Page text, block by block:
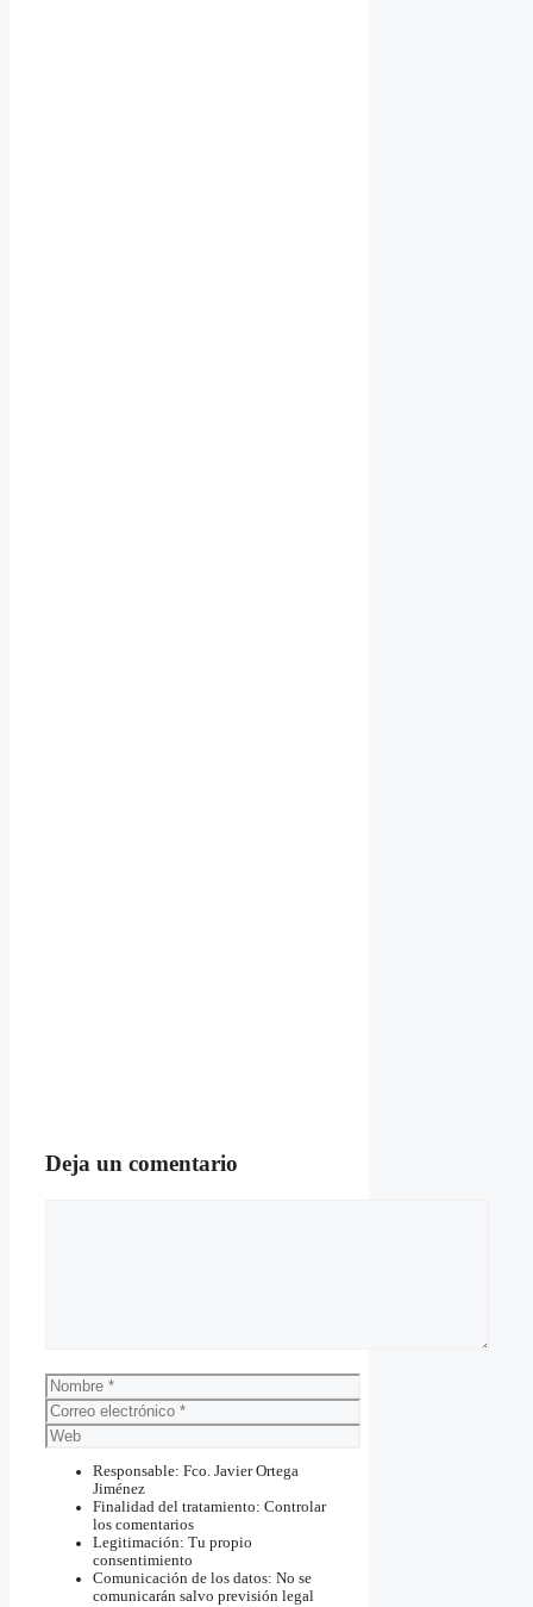
Deja un comentario
Nombre
Correo
electrónico
Web
Responsable: Fco. Javier Ortega
Jiménez
Finalidad del tratamiento: Controlar
los comentarios
Legitimación: Tu propio
consentimiento
Comunicación de los datos: No se
comunicarán salvo previsión legal